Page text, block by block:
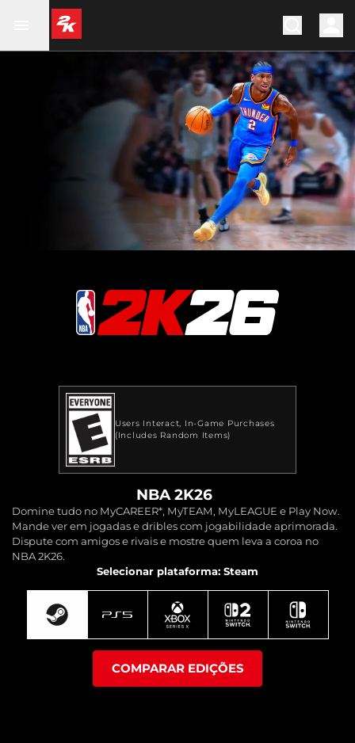
Users Interact In-Game Purchases
(Includes Random Items)
NBA 2K26
Domine tudo no MyCAREER*, MyTEAM, MyLEAGUE e Play Now.
Mande ver em jogadas e dribles com jogabilidade aprimorada.
Dispute com amigos e rivais e mostre quem leva a coroa no
NBA 2K26.
Selecionar plataforma: Steam
COMPARAR EDIÇÕES